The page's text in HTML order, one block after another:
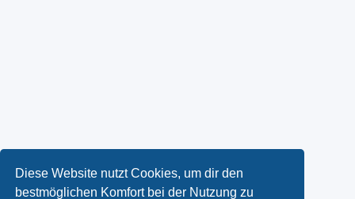
Diese Website nutzt Cookies, um dir den
bestmöglichen Komfort bei der Nutzung zu